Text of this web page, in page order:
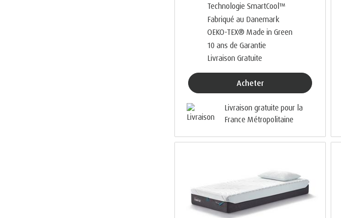
Technologie SmartCool™
Fabriqué au Danemark
OEKO-TEX® Made in Green
10 ans de Garantie
Livraison Gratuite
Acheter
Livraison gratuite pour la
France Métropolitaine